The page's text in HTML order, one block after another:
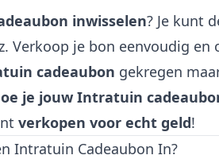
inwisselen? Je kunt
Verkoop je bon eenvoudig
cadeaubon gekregen
je jouw Intratuin
verkopen voor echt geld!
Intratuin Cadeaubon In?